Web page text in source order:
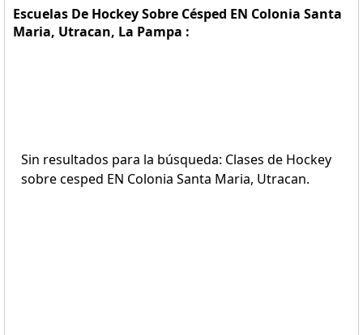
Escuelas De Hockey Sobre Césped EN Colonia Santa
Maria, Utracan, La Pampa :
Sin resultados para la búsqueda: Clases de Hockey
sobre cesped EN Colonia Santa Maria, Utracan.